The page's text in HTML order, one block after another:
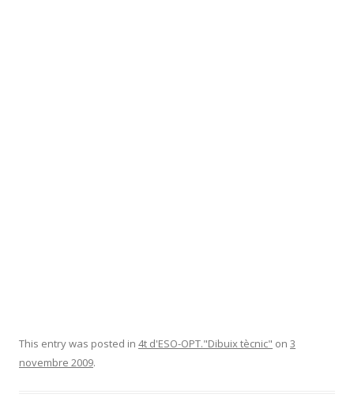
This entry was posted in 4t d'ESO-OPT."Dibuix tècnic" on 3
novembre 2009.